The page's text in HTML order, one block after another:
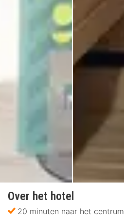
Over het hotel
20 minuten naar het centrum